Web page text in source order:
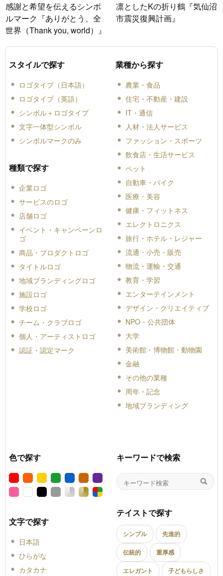
感謝と希望を伝えるシンボ
ルマーク『ありがとう、全
世界（Thank you, world）』
凛としたKの折り鶴『気仙沼
市震災復興計画』
スタイルで探す
ロゴタイプ（日本語）
ロゴタイプ（英語）
シンボル＋ロゴタイプ
文字一体型シンボル
シンボルマークのみ
種類で探す
企業ロゴ
サービスのロゴ
店舗ロゴ
イベント・キャンペーンロ
ゴ
商品・プロダクトロゴ
タイトルロゴ
地域ブランディングロゴ
施設ロゴ
学校ロゴ
チーム・クラブロゴ
個人・アーティストロゴ
認証・認定マーク
業種から探す
農業・食品
住宅・不動産・建設
IT・通信
人材・法人サービス
ファッション・スポーツ
飲食店・生活サービス
ペット
自動車・バイク
医療・美容
健康・フィットネス
エレクトロニクス
旅行・ホテル・レジャー
流通・小売・販売
物流・運輸・交通
教育・学習
エンターテインメント
デザイン・クリエイティブ
NPO・公共団体
大学
美術館・博物館・動物園
金融
その他の業種
周年・記念
地域ブランディング
色で探す
文字で探す
日本語
ひらがな
カタカナ
キーワードで検索
テイストで探す
シンプル 先進的
伝統的 重厚感
エレガント 子どもらしさ